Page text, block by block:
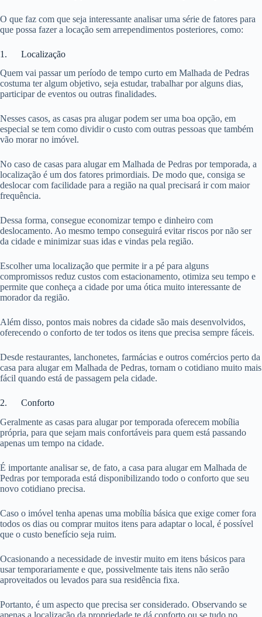
O que faz com que seja interessante analisar uma série de fatores para
que possa fazer a locação sem arrependimentos posteriores, como:
1. Localização
Quem vai passar um período de tempo curto em Malhada de Pedras
costuma ter algum objetivo, seja estudar, trabalhar por alguns dias,
participar de eventos ou outras finalidades.
Nesses casos, as casas pra alugar podem ser uma boa opção, em
especial se tem como dividir o custo com outras pessoas que também
vão morar no imóvel.
No caso de casas para alugar em Malhada de Pedras por temporada, a
localização é um dos fatores primordiais. De modo que, consiga se
deslocar com facilidade para a região na qual precisará ir com maior
frequência.
Dessa forma, consegue economizar tempo e dinheiro com
deslocamento. Ao mesmo tempo conseguirá evitar riscos por não ser
da cidade e minimizar suas idas e vindas pela região.
Escolher uma localização que permite ir a pé para alguns
compromissos reduz custos com estacionamento, otimiza seu tempo e
permite que conheça a cidade por uma ótica muito interessante de
morador da região.
Além disso, pontos mais nobres da cidade são mais desenvolvidos,
oferecendo o conforto de ter todos os itens que precisa sempre fáceis.
Desde restaurantes, lanchonetes, farmácias e outros comércios perto da
casa para alugar em Malhada de Pedras, tornam o cotidiano muito mais
fácil quando está de passagem pela cidade.
2. Conforto
Geralmente as casas para alugar por temporada oferecem mobília
própria, para que sejam mais confortáveis para quem está passando
apenas um tempo na cidade.
É importante analisar se, de fato, a casa para alugar em Malhada de
Pedras por temporada está disponibilizando todo o conforto que seu
novo cotidiano precisa.
Caso o imóvel tenha apenas uma mobília básica que exige comer fora
todos os dias ou comprar muitos itens para adaptar o local, é possível
que o custo benefício seja ruim.
Ocasionando a necessidade de investir muito em itens básicos para
usar temporariamente e que, possivelmente tais itens não serão
aproveitados ou levados para sua residência fixa.
Portanto, é um aspecto que precisa ser considerado. Observando se